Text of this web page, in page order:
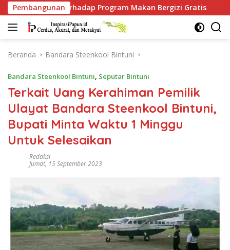
Langsung
ke
konten
Pembangunan
Program Makan Bergizi Gratis Dari Babo,
Beranda Bandara Steenkool Bintuni
Bandara Steenkool Bintuni, Seputar Bintuni
Terkait Uang Kerahiman Pemilik
Ulayat Bandara Steenkool Bintuni,
Bupati Minta Waktu 1 Minggu
Untuk Selesaikan
Redaksi
Jumat, 15 September 2023